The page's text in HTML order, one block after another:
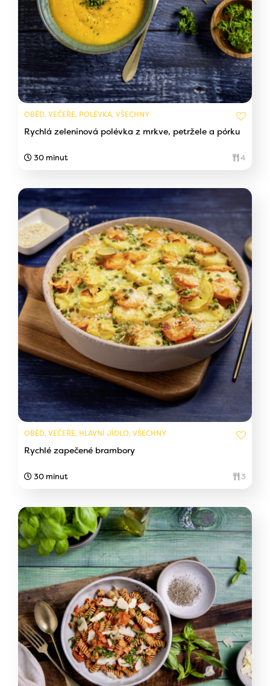
OBĚD, VEČEŘE, POLÉVKA, VŠECHNY
Rychlá zeleninová polévka z mrkve, petržele a pórku
30 minut 4
OBĚD, VEČEŘE, HLAVNÍ JÍDLO, VŠECHNY
Rychlé zapečené brambory
30 minut 3